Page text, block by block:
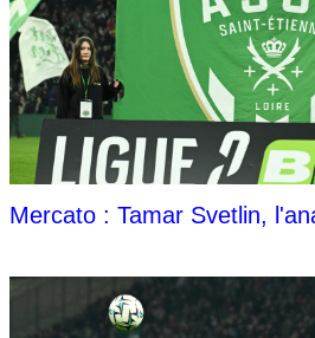
Mercato : Tamar Svetlin,